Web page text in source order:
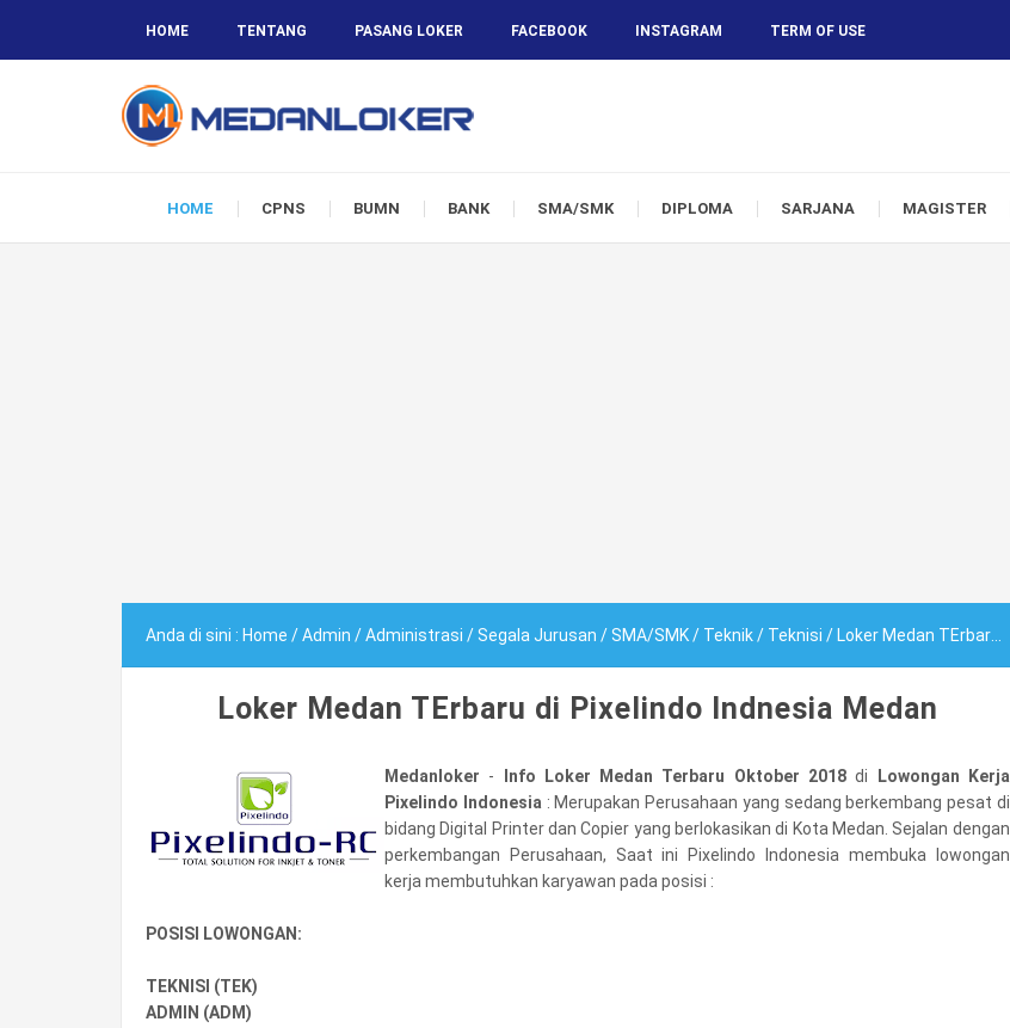
HOME TENTANG PASANG LOKER FACEBOOK INSTAGRAM TERM OF USE
HOME CPNS BUMN BANK SMA/SMK DIPLOMA SARJANA MAGISTER
Anda di sini : Home /Admin /Administrasi /Segala Jurusan /SMA/SMK/ Teknik/ Teknisi / Loker Medan TErbaru di Pixelindo Indnesia Medan
Loker Medan TErbaru di Pixelindo Indnesia Medan
Medanloker - Info Loker Medan Terbaru Oktober 2018di
Lowongan Kerja
Pixelindo Indonesia : Merupakan Perusahaan yang sedang berkembang pesat di
bidang Digital Printer dan Copier yang berlokasikan di Kota Medan. Sejalan dengan
perkembangan Perusahaan, Saat ini Pixelindo Indonesia membuka lowongan
kerja membutuhkan karyawan pada posisi :
POSISI LOWONGAN:
TEKNISI (TEK)
ADMIN (ADM)